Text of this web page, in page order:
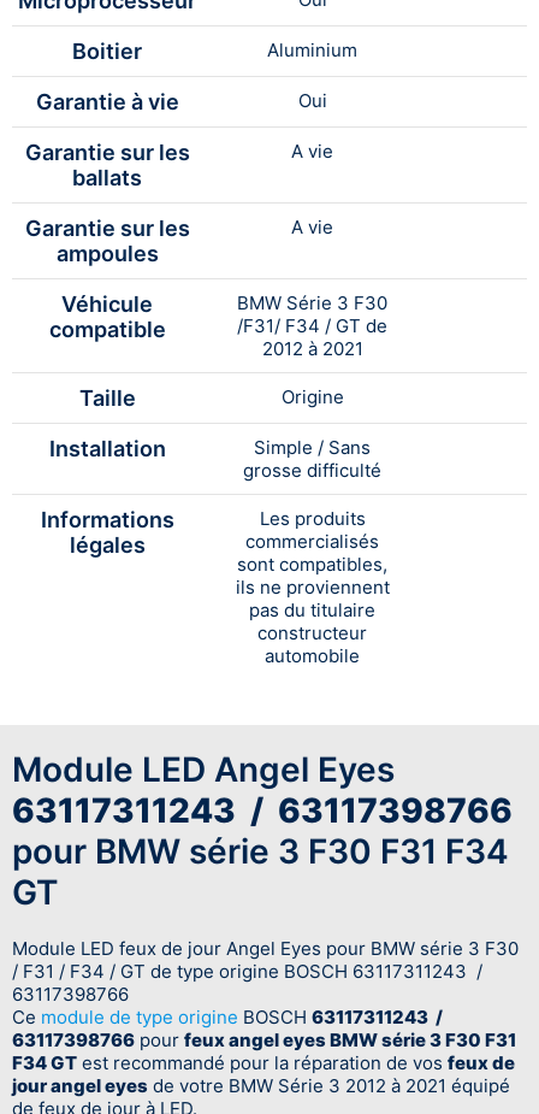
Boitier Aluminium
Garantie à vie Oui
Garantie sur les
ballats
A vie
Garantie sur les
ampoules
A vie
Véhicule
compatible
BMW Série 3 F30
/F31/ F34 / GT de
2012 à 2021
Taille Origine
Installation
Simple / Sans
grosse difficulté
Informations
légales
Les produits
commercialisés
sont compatibles,
ils ne proviennent
pas du titulaire
constructeur
automobile
Module LED Angel Eyes
63117311243 / 63117398766
pour BMW série 3 F30 F31 F34
GT
Module LED feux de jour Angel Eyes pour BMW série 3 F30
/ F31 / F34 / GT de type origine BOSCH 63117311243 /
63117398766
Ce module de type origine BOSCH 63117311243 /
63117398766 pour feux angel eyes BMW série 3 F30 F31
F34 GT est recommandé pour la réparation de vos feux de
jour angel eyes de votre BMW Série 3 2012 à 2021 équipé
de feux de jour à LED.